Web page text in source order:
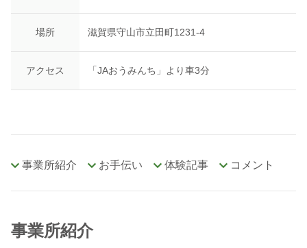
場所 滋賀県守山市立田町1231-4
アクセス 「JAおうみんち」より車3分
事業所紹介 お手伝い 体験記事 コメント
事業所紹介